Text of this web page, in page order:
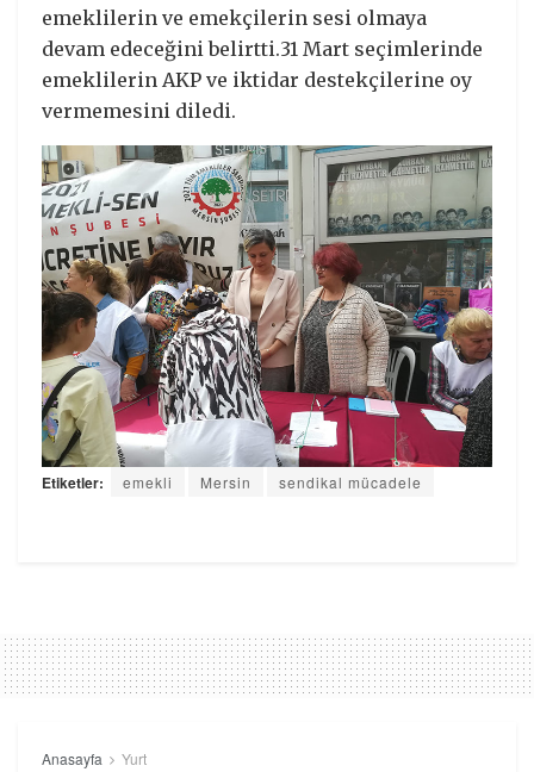
emeklilerin ve emekçilerin sesi olmaya
devam edeceğini belirtti.31 Mart seçimlerinde
emeklilerin AKP ve iktidar destekçilerine oy
vermemesini diledi.
Etiketler: emekli Mersin sendikal mücadele
Anasayfa Yurt